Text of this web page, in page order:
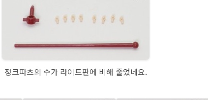
정크파츠의 수가 라이트판에 비해 줄었네요.